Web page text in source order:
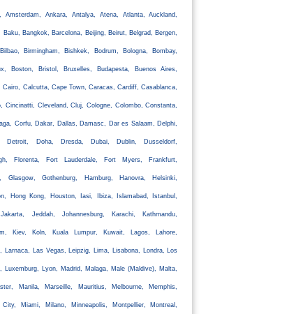
Amsterdam, Ankara, Antalya, Atena, Atlanta, Auckland,
Baku, Bangkok, Barcelona, Beijing, Beirut, Belgrad, Bergen,
Birmingham, Bishkek, Bodrum, Bologna, Bombay,
Boston, Bristol, Bruxelles, Budapesta, Buenos Aires,
Cairo, Calcutta, Cape Town, Caracas, Cardiff, Casablanca,
Cincinatti, Cleveland, Cluj, Cologne, Colombo, Constanta,
Corfu, Dakar, Dallas, Damasc, Dar es Salaam, Delphi,
Detroit, Doha, Dresda, Dubai, Dublin, Dusseldorf,
Florenta, Fort Lauderdale, Fort Myers, Frankfurt,
Glasgow, Gothenburg, Hamburg, Hanovra, Helsinki,
Hong Kong, Houston, Iasi, Ibiza, Islamabad, Istanbul,
Jeddah, Johannesburg, Karachi, Kathmandu,
Kiev, Koln, Kuala Lumpur, Kuwait, Lagos, Lahore,
Larnaca, Las Vegas, Leipzig, Lima, Lisabona, Londra, Los
Luxemburg, Lyon, Madrid, Malaga, Male (Maldive), Malta,
Manila, Marseille, Mauritius, Melbourne, Memphis,
City, Miami, Milano, Minneapolis, Montpellier, Montreal,